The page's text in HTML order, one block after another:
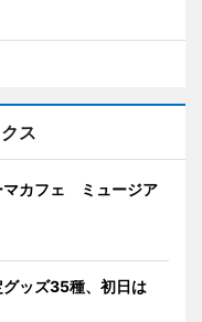
ス
マカフェ ミュージア
ッズ35種、初日は